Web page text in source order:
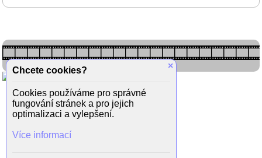
×
Chcete cookies?
Cookies používáme pro správné
fungování stránek a pro jejich
optimalizaci a vylepšení.
Více informací